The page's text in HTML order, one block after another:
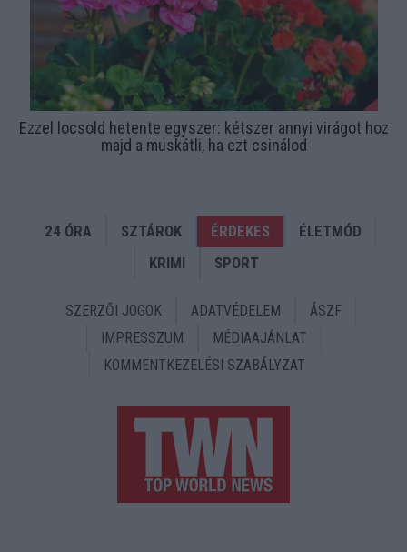
Ezzel locsold hetente egyszer: kétszer annyi virágot hoz
majd a muskátli, ha ezt csinálod
24 ÓRA SZTÁROK ÉRDEKES
ÉLETMÓD
KRIMI
SPORT
SZERZŐI JOGOK ADATVÉDELEM
ÁSZF
IMPRESSZUM
MÉDIAAJÁNLAT
KOMMENTKEZELÉSI SZABÁLYZAT